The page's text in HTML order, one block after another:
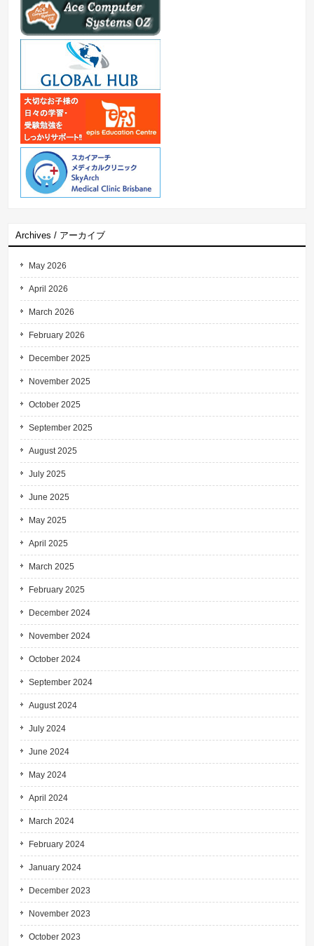
Archives / アーカイブ
May 2026
April 2026
March 2026
February 2026
December 2025
November 2025
October 2025
September 2025
August 2025
July 2025
June 2025
May 2025
April 2025
March 2025
February 2025
December 2024
November 2024
October 2024
September 2024
August 2024
July 2024
June 2024
May 2024
April 2024
March 2024
February 2024
January 2024
December 2023
November 2023
October 2023